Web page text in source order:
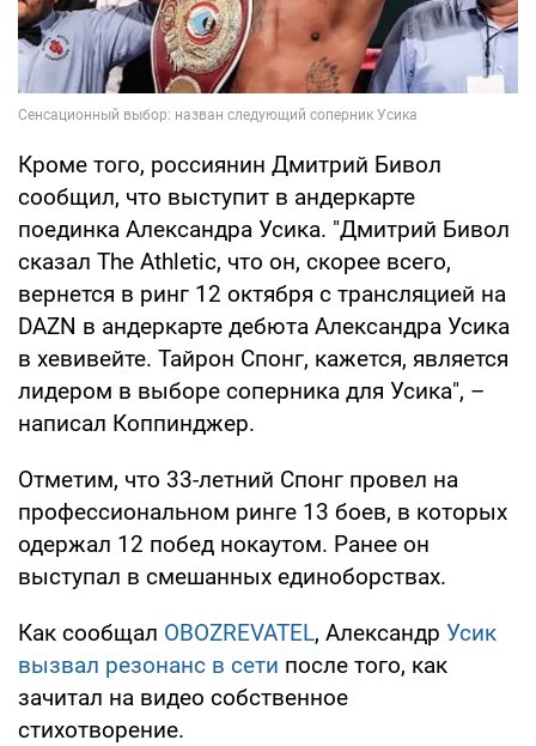
Кроме того, россиянин Дмитрий Бивол
сообщил, что выступит в андеркарте
поединка Александра Усика. "Дмитрий Бивол
сказал The Athletic, что он, скорее всего,
вернется в ринг 12 октября с трансляцией на
DAZN в андеркарте дебюта Александра Усика
в хевивейте. Тайрон Спонг, кажется, является
лидером в выборе соперника для Усика", –
написал Коппинджер.
Отметим, что 33-летний Спонг провел на
профессиональном ринге 13 боев, в которых
одержал 12 побед нокаутом. Ранее он
выступал в смешанных единоборствах.
Как сообщал OBOZREVATEL, Александр Усик
вызвал резонанс в сети после того, как
зачитал на видео собственное
стихотворение.